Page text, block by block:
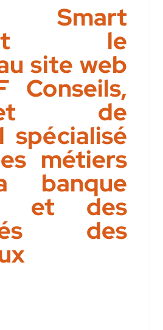
Smart
le
site web
Conseils,
de
spécialisé
métiers
banque
et des
des